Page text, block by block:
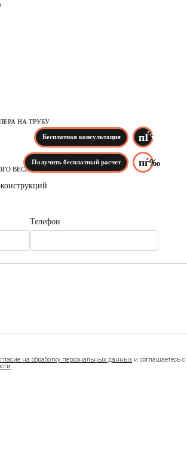
НА ТРУБУ
ВЕСА
Бесплатная консультация
Получить бесплатный расчет
Телефон
на обработку персональных данных и соглашаетесь c